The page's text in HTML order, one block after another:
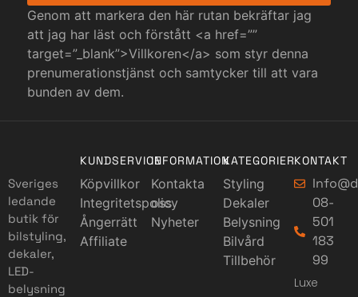
Genom att markera den här rutan bekräftar jag
att jag har läst och förstått <a href=””
target=”_blank”>Villkoren</a> som styr denna
prenumerationstjänst och samtycker till att vara
bunden av dem.
Sveriges
ledande
butik för
bilstyling,
dekaler,
LED-
belysning
KUNDSERVICE
Köpvillkor
Integritetspolicy
Ångerrätt
Affiliate
INFORMATION
Kontakta
oss
Nyheter
KATEGORIER
Styling
Dekaler
Belysning
Bilvård
Tillbehör
KONTAKT
08-
501
183
99
Luxe